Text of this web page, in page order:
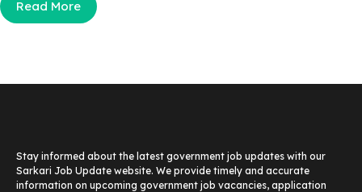
Read More
Stay informed about the latest government job updates with our
Sarkari Job Update website. We provide timely and accurate
information on upcoming government job vacancies, application